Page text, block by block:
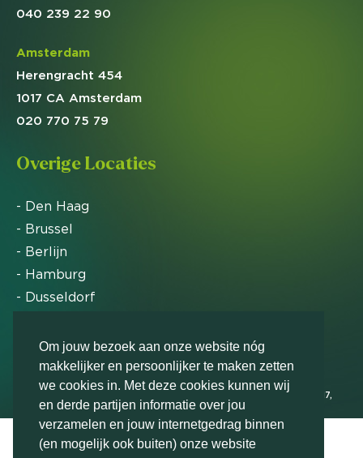
Om jouw bezoek aan onze website nóg
makkelijker en persoonlijker te maken zetten
we cookies in. Met deze cookies kunnen wij
en derde partijen informatie over jou
verzamelen en jouw internetgedrag binnen
(en mogelijk ook buiten) onze website
040 239 22 90
Amsterdam
Herengracht 454
1017 CA Amsterdam
020 770 75 79
Overige Locaties
- Den Haag
- Brussel
- Berlijn
- Hamburg
- Dusseldorf
Markteffect is door het Financieele Dagblad
uitgeroepen tot FD Gazelle in 2012, 2015, 2016, 2017,
2018, 2019, 2020, 2021, 2022, 2023, 2024 en 2025